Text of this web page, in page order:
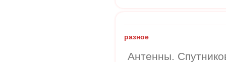
разное
Антенны.